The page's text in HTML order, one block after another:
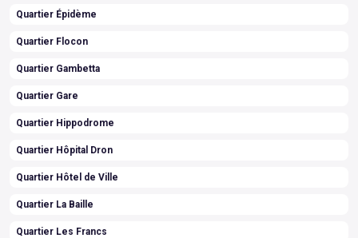
Quartier Épidème
Quartier Flocon
Quartier Gambetta
Quartier Gare
Quartier Hippodrome
Quartier Hôpital Dron
Quartier Hôtel de Ville
Quartier La Baille
Quartier Les Francs